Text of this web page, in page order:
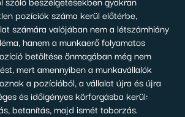
pozíciók száma kerül előtérbe,
számára valójában nem a létszámhiány
hanem a munkaerő folyamatos
betöltése önmagában még nem
mert amennyiben a munkavállalók
a pozícióból, a vállalat újra és újra
és időigényes körforgásba kerül:
betanítás, majd ismét toborzás.